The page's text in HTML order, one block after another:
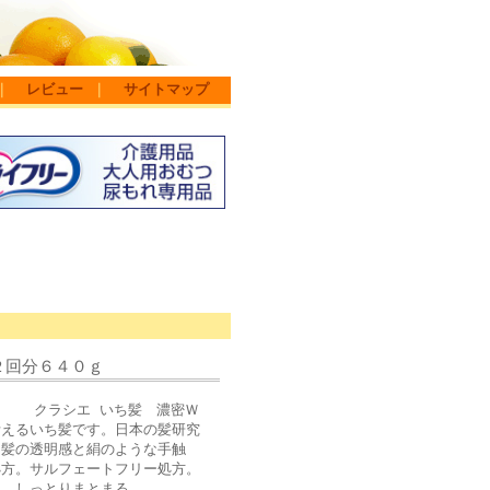
レビュー サイトマップ
分６４０ｇ
) クラシエ いち髪 濃密Ｗ
るいち髪です。日本の髪研究
の透明感と絹のような手触
。サルフェートフリー処方。